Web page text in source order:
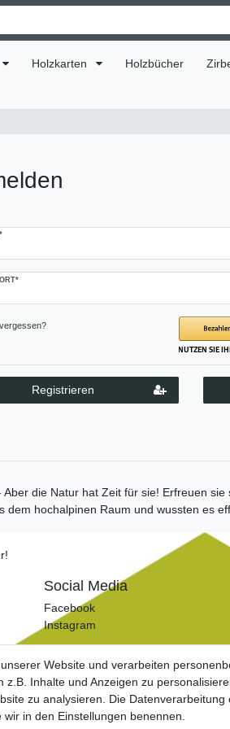
Holzkarten Holzbücher
Registrieren
die Natur hat Zeit für sie! Erfreuen
hochalpinen Raum und wussten es
Social Media
Facebook
Instagram
Website und verarbeiten
Inhalte und Anzeigen zu
zu analysieren. Die Datenverarbeitung
in den Einstellungen benennen.
AGB